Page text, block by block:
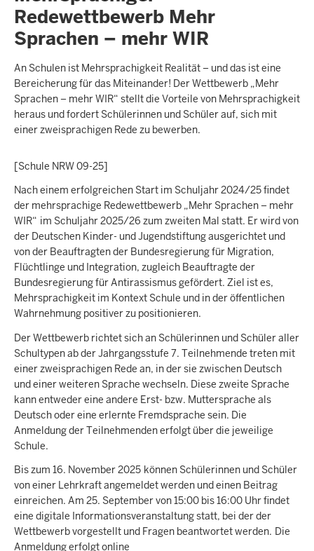
Redewettbewerb Mehr
Sprachen – mehr WIR
An Schulen ist Mehrsprachigkeit Realität – und das ist eine
Bereicherung für das Miteinander! Der Wettbewerb „Mehr
Sprachen – mehr WIR“ stellt die Vorteile von Mehrsprachigkeit
heraus und fordert Schülerinnen und Schüler auf, sich mit
einer zweisprachigen Rede zu bewerben.
[Schule NRW 09-25]
Nach einem erfolgreichen Start im Schuljahr 2024/25 findet
der mehrsprachige Redewettbewerb „Mehr Sprachen – mehr
WIR“ im Schuljahr 2025/26 zum zweiten Mal statt. Er wird von
der Deutschen Kinder- und Jugendstiftung ausgerichtet und
von der Beauftragten der Bundesregierung für Migration,
Flüchtlinge und Integration, zugleich Beauftragte der
Bundesregierung für Antirassismus gefördert. Ziel ist es,
Mehrsprachigkeit im Kontext Schule und in der öffentlichen
Wahrnehmung positiver zu positionieren.
Der Wettbewerb richtet sich an Schülerinnen und Schüler aller
Schultypen ab der Jahrgangsstufe 7. Teilnehmende treten mit
einer zweisprachigen Rede an, in der sie zwischen Deutsch
und einer weiteren Sprache wechseln. Diese zweite Sprache
kann entweder eine andere Erst- bzw. Muttersprache als
Deutsch oder eine erlernte Fremdsprache sein. Die
Anmeldung der Teilnehmenden erfolgt über die jeweilige
Schule.
Bis zum 16. November 2025 können Schülerinnen und Schüler
von einer Lehrkraft angemeldet werden und einen Beitrag
einreichen. Am 25. September von 15:00 bis 16:00 Uhr findet
eine digitale Informationsveranstaltung statt, bei der der
Wettbewerb vorgestellt und Fragen beantwortet werden. Die
Anmeldung erfolgt online